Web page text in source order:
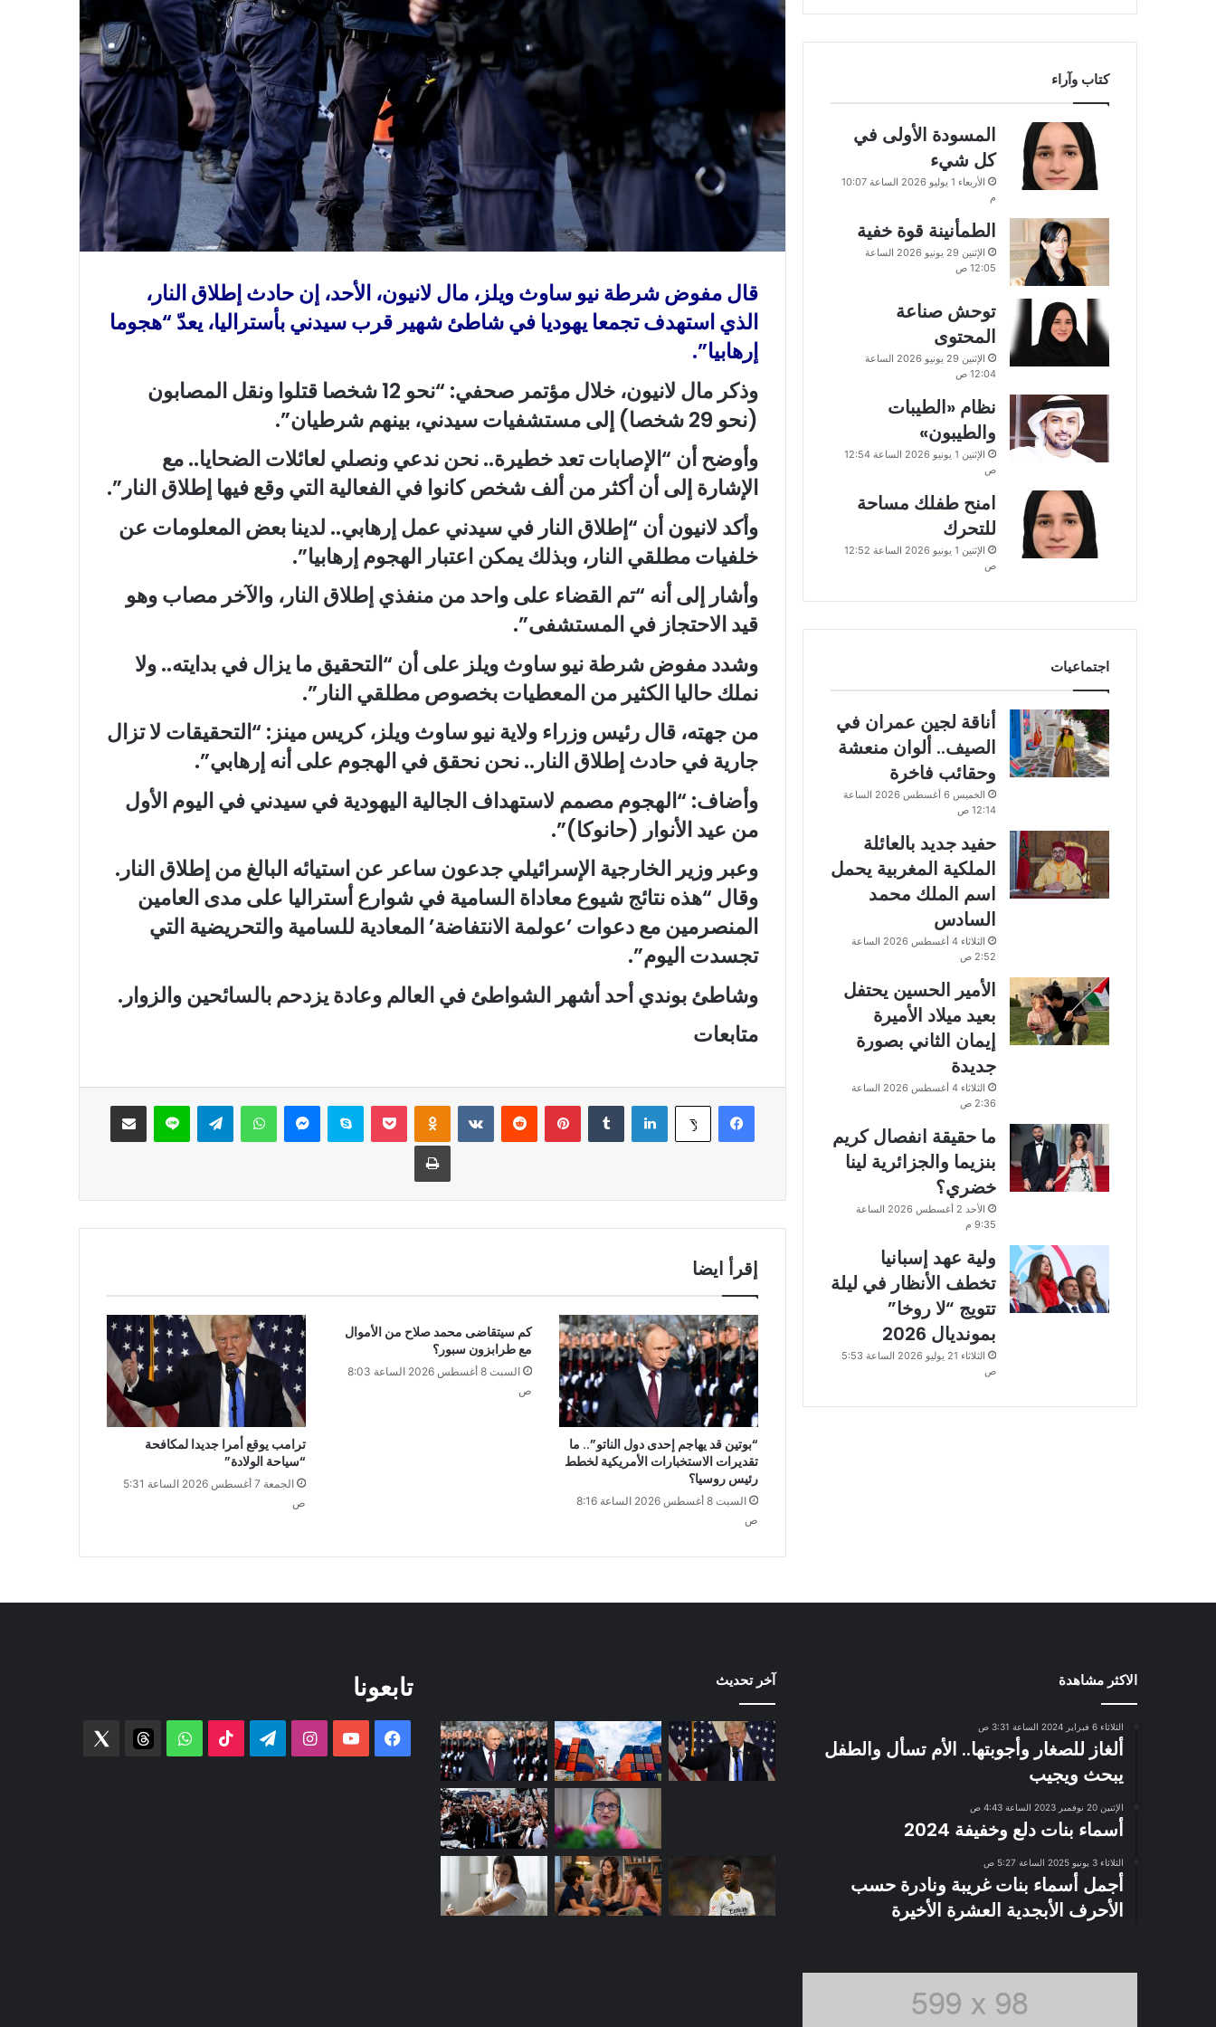
و
ن
ي
ا
قال مفوض شرطة نيو ساوث ويلز، مال لانيون، الأحد، إن حادث إطلاق النار،
الذي استهدف تجمعا يهوديا في شاطئ شهير قرب سيدني بأستراليا، يعدّ “هجوما
إرهابيا”.
وذكر مال لانيون، خلال مؤتمر صحفي: “نحو 12 شخصا قتلوا ونقل المصابون
(نحو 29 شخصا) إلى مستشفيات سيدني، بينهم شرطيان”.
وأوضح أن “الإصابات تعد خطيرة.. نحن ندعي ونصلي لعائلات الضحايا.. مع
الإشارة إلى أن أكثر من ألف شخص كانوا في الفعالية التي وقع فيها إطلاق النار”.
وأكد لانيون أن “إطلاق النار في سيدني عمل إرهابي.. لدينا بعض المعلومات عن
خلفيات مطلقي النار، وبذلك يمكن اعتبار الهجوم إرهابيا”.
وأشار إلى أنه “تم القضاء على واحد من منفذي إطلاق النار، والآخر مصاب وهو
قيد الاحتجاز في المستشفى”.
وشدد مفوض شرطة نيو ساوث ويلز على أن “التحقيق ما يزال في بدايته.. ولا
نملك حاليا الكثير من المعطيات بخصوص مطلقي النار”.
من جهته، قال رئيس وزراء ولاية نيو ساوث ويلز، كريس مينز: “التحقيقات لا تزال
جارية في حادث إطلاق النار.. نحن نحقق في الهجوم على أنه إرهابي”.
وأضاف: “الهجوم مصمم لاستهداف الجالية اليهودية في سيدني في اليوم الأول
من عيد الأنوار (حانوكا)”.
وعبر وزير الخارجية الإسرائيلي جدعون ساعر عن استيائه البالغ من إطلاق النار.
وقال “هذه نتائج شيوع معاداة السامية في شوارع أستراليا على مدى العامين
المنصرمين مع دعوات ’عولمة الانتفاضة’ المعادية للسامية والتحريضية التي
تجسدت اليوم”.
وشاطئ بوندي أحد أشهر الشواطئ في العالم وعادة يزدحم بالسائحين والزوار.
متابعات
فيسبوك ‫X لينكدإن بينتيريست سكايب واتساب لاين
إقرأ ايضا
“بوتين قد يهاجم إحدى دول الناتو”.. ما
تقديرات الاستخبارات الأمريكية لخطط
رئيس روسيا؟
السبت 8 أغسطس 2026 الساعة 8:16
ص
كم سيتقاضى محمد صلاح من الأموال
مع طرابزون سبور؟
السبت 8 أغسطس 2026 الساعة 8:03
ص
ترامب يوقع أمرا جديدا لمكافحة
“سياحة الولادة”
الجمعة 7 أغسطس 2026 الساعة 5:31
ص
كتاب وآراء
المسودة الأولى في
كل شيء
الأربعاء 1 يوليو 2026 الساعة 10:07
م
الطمأنينة قوة خفية
الإثنين 29 يونيو 2026 الساعة
12:05 ص
توحش صناعة
المحتوى
الإثنين 29 يونيو 2026 الساعة
12:04 ص
نظام «الطيبات
والطيبون»
الإثنين 1 يونيو 2026 الساعة 12:54
ص
امنح طفلك مساحة
للتحرك
الإثنين 1 يونيو 2026 الساعة 12:52
ص
اجتماعيات
أناقة لجين عمران في
الصيف.. ألوان منعشة
وحقائب فاخرة
الخميس 6 أغسطس 2026 الساعة
12:14 ص
حفيد جديد بالعائلة
الملكية المغربية يحمل
اسم الملك محمد
السادس
الثلاثاء 4 أغسطس 2026 الساعة
2:52 ص
الأمير الحسين يحتفل
بعيد ميلاد الأميرة
إيمان الثاني بصورة
جديدة
الثلاثاء 4 أغسطس 2026 الساعة
2:36 ص
ما حقيقة انفصال كريم
بنزيما والجزائرية لينا
خضري؟
الأحد 2 أغسطس 2026 الساعة
9:35 م
ولية عهد إسبانيا
تخطف الأنظار في ليلة
تتويج “لا روخا”
بمونديال 2026
الثلاثاء 21 يوليو 2026 الساعة 5:53
ص
الاكثر مشاهدة
الثلاثاء 6 فبراير 2024 الساعة 3:31 ص
ألغاز للصغار وأجوبتها.. الأم تسأل والطفل
يبحث ويجيب
الإثنين 20 نوفمبر 2023 الساعة 4:43 ص
أسماء بنات دلع وخفيفة 2024
الثلاثاء 3 يونيو 2025 الساعة 5:27 ص
أجمل أسماء بنات غريبة ونادرة حسب
الأحرف الأبجدية العشرة الأخيرة
آخر تحديث تابعونا
فيسبوك‫YouTubeانستقرامتيلقرام ‫TikTok واتساب threads